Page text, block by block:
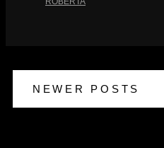
NEWER POSTS